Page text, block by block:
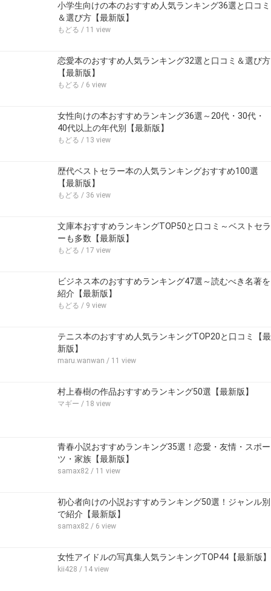
小学生向けの本のおすすめ人気ランキング36選と口コミ
＆選び方【最新版】
もどる / 11 view
恋愛本のおすすめ人気ランキング32選と口コミ＆選び方
【最新版】
もどる / 6 view
女性向けの本おすすめランキング36選～20代・30代・
40代以上の年代別【最新版】
もどる / 13 view
歴代ベストセラー本の人気ランキングおすすめ100選
【最新版】
もどる / 36 view
文庫本おすすめランキングTOP50と口コミ～ベストセラ
ーも多数【最新版】
もどる / 17 view
ビジネス本のおすすめランキング47選～読むべき名著を
紹介【最新版】
もどる / 9 view
テニス本のおすすめ人気ランキングTOP20と口コミ【最
新版】
maru.wanwan / 11 view
村上春樹の作品おすすめランキング50選【最新版】
マギー / 18 view
青春小説おすすめランキング35選！恋愛・友情・スポー
ツ・家族【最新版】
samax82 / 11 view
初心者向けの小説おすすめランキング50選！ジャンル別
で紹介【最新版】
samax82 / 6 view
女性アイドルの写真集人気ランキングTOP44【最新版】
kii428 / 14 view